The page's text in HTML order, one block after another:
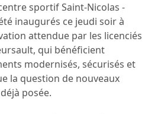
sportif Saint-Nicolas -
inaugurés ce jeudi soir à
attendue par les licenciés
qui bénéficient
modernisés, sécurisés et
la question de nouveaux
posée.